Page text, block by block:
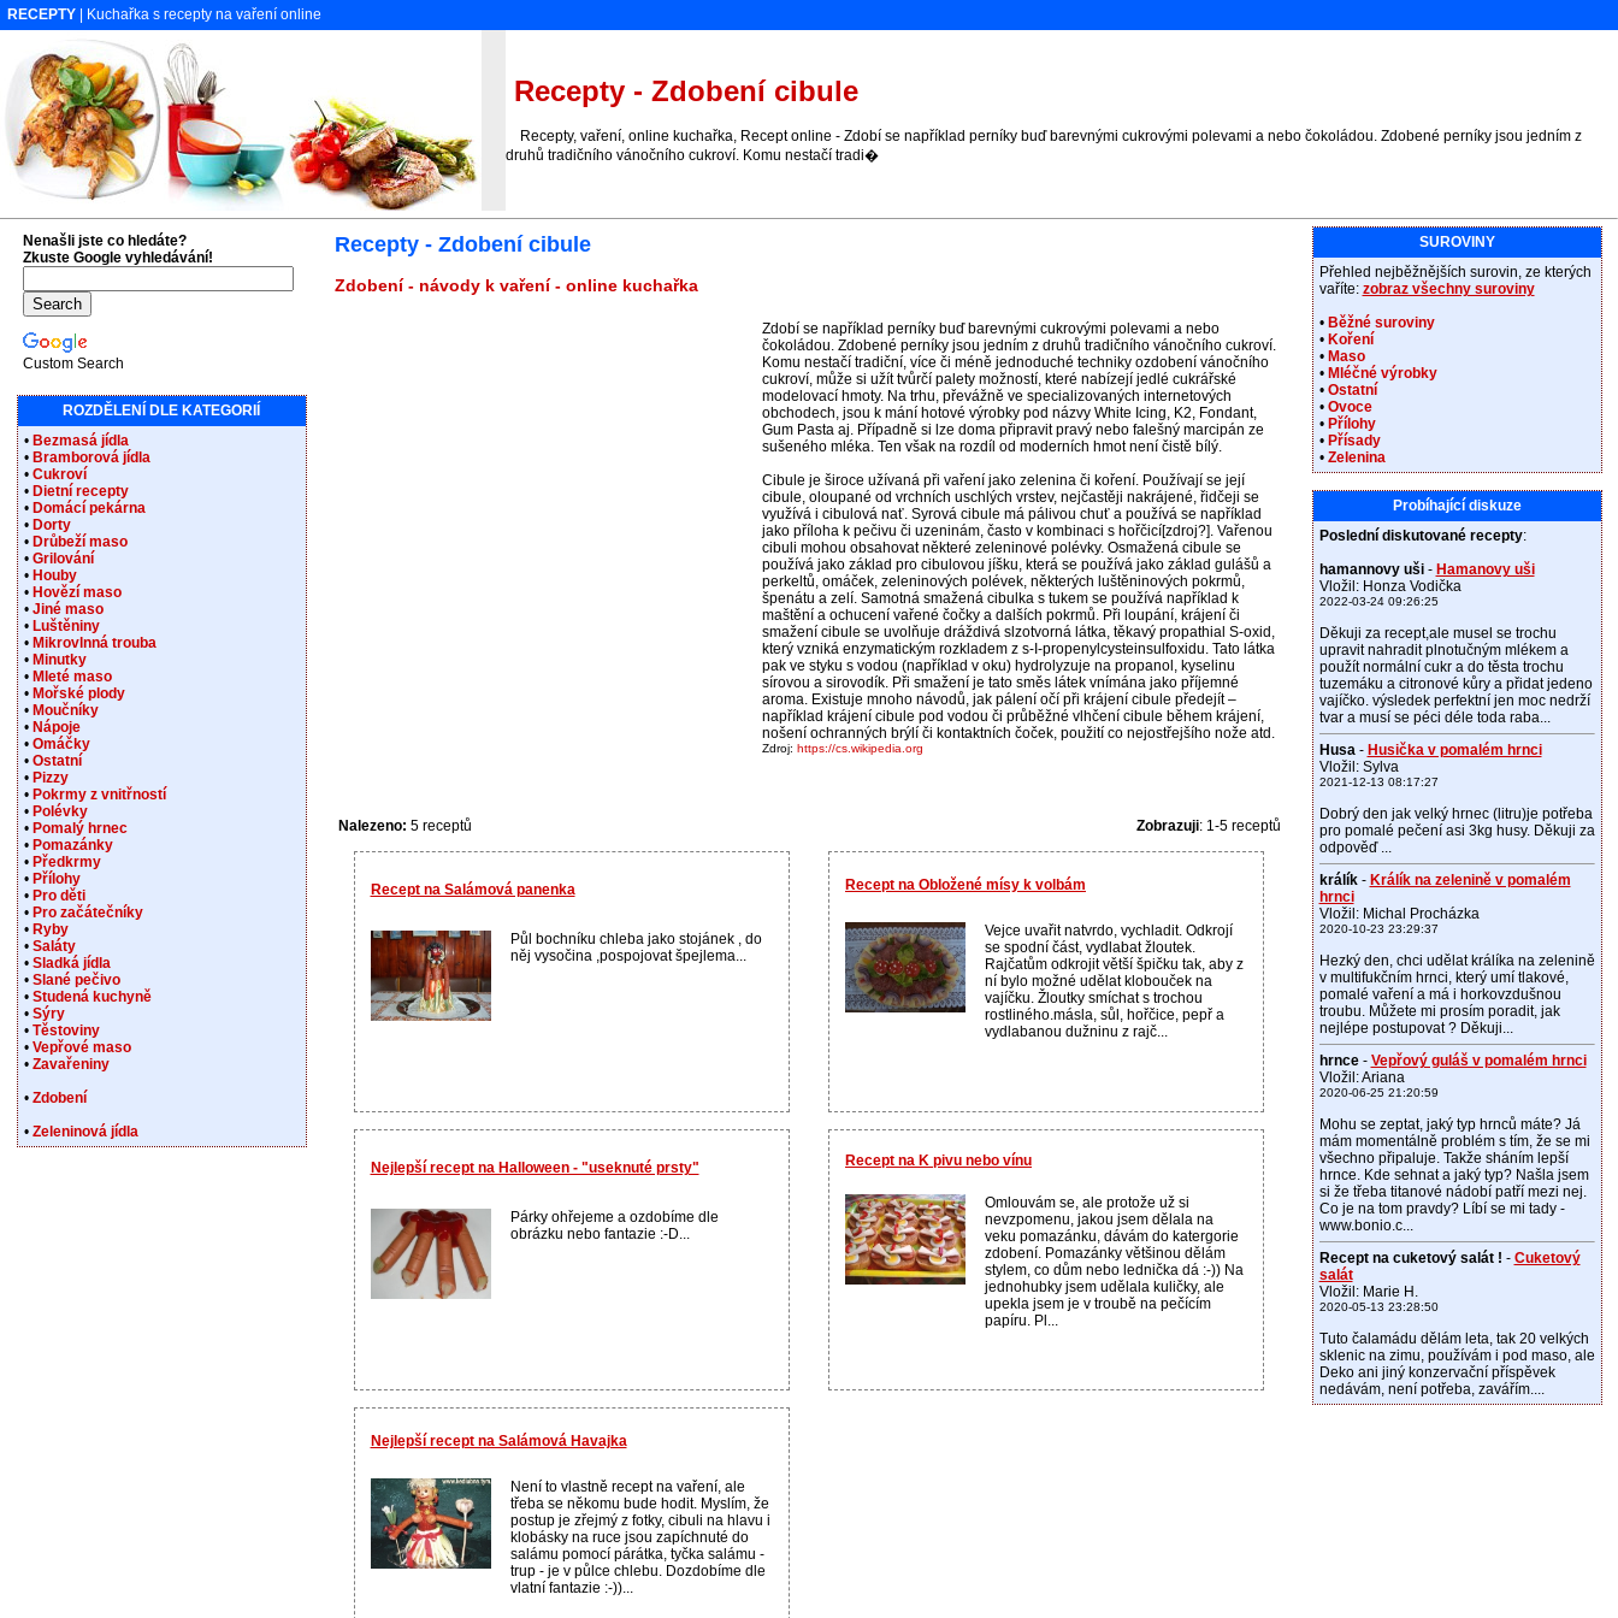
RECEPTY | Kuchařka s recepty na vaření online
Recepty - Zdobení cibule
Recepty, vaření, online kuchařka, Recept online - Zdobí se například perníky buď barevnými cukrovými polevami a nebo čokoládou. Zdobené perníky jsou jedním z
druhů tradičního vánočního cukroví. Komu nestačí tradi�
Recepty - Zdobení cibule
Zdobení - návody k vaření - online kuchařka
Zdobí se například perníky buď barevnými cukrovými polevami a nebo
čokoládou. Zdobené perníky jsou jedním z druhů tradičního vánočního cukroví.
Komu nestačí tradiční, více či méně jednoduché techniky ozdobení vánočního
cukroví, může si užít tvůrčí palety možností, které nabízejí jedlé cukrářské
modelovací hmoty. Na trhu, převážně ve specializovaných internetových
obchodech, jsou k mání hotové výrobky pod názvy White Icing, K2, Fondant,
Gum Pasta aj. Případně si lze doma připravit pravý nebo falešný marcipán ze
sušeného mléka. Ten však na rozdíl od moderních hmot není čistě bílý.
Cibule je široce užívaná při vaření jako zelenina či koření. Používají se její
cibule, oloupané od vrchních uschlých vrstev, nejčastěji nakrájené, řidčeji se
využívá i cibulová nať. Syrová cibule má pálivou chuť a používá se například
jako příloha k pečivu či uzeninám, často v kombinaci s hořčicí[zdroj?]. Vařenou
cibuli mohou obsahovat některé zeleninové polévky. Osmažená cibule se
používá jako základ pro cibulovou jíšku, která se používá jako základ gulášů a
perkeltů, omáček, zeleninových polévek, některých luštěninových pokrmů,
špenátu a zelí. Samotná smažená cibulka s tukem se používá například k
maštění a ochucení vařené čočky a dalších pokrmů. Při loupání, krájení či
smažení cibule se uvolňuje dráždivá slzotvorná látka, těkavý propathial S-oxid,
který vzniká enzymatickým rozkladem z s-I-propenylcysteinsulfoxidu. Tato látka
pak ve styku s vodou (například v oku) hydrolyzuje na propanol, kyselinu
sírovou a sirovodík. Při smažení je tato směs látek vnímána jako příjemné
aroma. Existuje mnoho návodů, jak pálení očí při krájení cibule předejít –
například krájení cibule pod vodou či průběžné vlhčení cibule během krájení,
nošení ochranných brýlí či kontaktních čoček, použití co nejostřejšího nože atd.
Zdroj: https://cs.wikipedia.org
Nalezeno: 5 receptů Zobrazuji: 1-5 receptů
Recept na Salámová panenka
Půl bochníku chleba jako stojánek , do
něj vysočina ,pospojovat špejlema...
Recept na Obložené mísy k volbám
Vejce uvařit natvrdo, vychladit. Odkrojí
se spodní část, vydlabat žloutek.
Rajčatům odkrojit větší špičku tak, aby z
ní bylo možné udělat klobouček na
vajíčku. Žloutky smíchat s trochou
rostliného.másla, sůl, hořčice, pepř a
vydlabanou dužninu z rajč...
Nejlepší recept na Halloween - "useknuté prsty"
Párky ohřejeme a ozdobíme dle
obrázku nebo fantazie :-D...
Recept na K pivu nebo vínu
Omlouvám se, ale protože už si
nevzpomenu, jakou jsem dělala na
veku pomazánku, dávám do katergorie
zdobení. Pomazánky většinou dělám
stylem, co dům nebo lednička dá :-)) Na
jednohubky jsem udělala kuličky, ale
upekla jsem je v troubě na pečícím
papíru. Pl...
Nejlepší recept na Salámová Havajka
Není to vlastně recept na vaření, ale
třeba se někomu bude hodit. Myslím, že
postup je zřejmý z fotky, cibuli na hlavu i
klobásky na ruce jsou zapíchnuté do
salámu pomocí párátka, tyčka salámu -
trup - je v půlce chlebu. Dozdobíme dle
vlatní fantazie :-))...
Nenašli jste co hledáte?
Zkuste Google vyhledávání!
Custom Search
ROZDĚLENÍ DLE KATEGORIÍ
• Bezmasá jídla
• Bramborová jídla
• Cukroví
• Dietní recepty
• Domácí pekárna
• Dorty
• Drůbeží maso
• Grilování
• Houby
• Hovězí maso
• Jiné maso
• Luštěniny
• Mikrovlnná trouba
• Minutky
• Mleté maso
• Mořské plody
• Moučníky
• Nápoje
• Omáčky
• Ostatní
• Pizzy
• Pokrmy z vnitřností
• Polévky
• Pomalý hrnec
• Pomazánky
• Předkrmy
• Přílohy
• Pro děti
• Pro začátečníky
• Ryby
• Saláty
• Sladká jídla
• Slané pečivo
• Studená kuchyně
• Sýry
• Těstoviny
• Vepřové maso
• Zavařeniny
• Zdobení
• Zeleninová jídla
SUROVINY
Přehled nejběžnějších surovin, ze kterých
vaříte: zobraz všechny suroviny
• Běžné suroviny
• Koření
• Maso
• Mléčné výrobky
• Ostatní
• Ovoce
• Přílohy
• Přísady
• Zelenina
Probíhající diskuze
Poslední diskutované recepty:
hamannovy uši- Hamanovy uši
Vložil: Honza Vodička
2022-03-24 09:26:25
Děkuji za recept,ale musel se trochu
upravit nahradit plnotučným mlékem a
použít normální cukr a do těsta trochu
tuzemáku a citronové kůry a přidat jedeno
vajíčko. výsledek perfektní jen moc nedrží
tvar a musí se péci déle toda raba...
Husa- Husička v pomalém hrnci
Vložil: Sylva
2021-12-13 08:17:27
Dobrý den jak velký hrnec (litru)je potřeba
pro pomalé pečení asi 3kg husy. Děkuji za
odpověď ...
králík- Králík na zelenině v pomalém
hrnci
Vložil: Michal Procházka
2020-10-23 23:29:37
Hezký den, chci udělat králíka na zelenině
v multifukčním hrnci, který umí tlakové,
pomalé vaření a má i horkovzdušnou
troubu. Můžete mi prosím poradit, jak
nejlépe postupovat ? Děkuji...
hrnce- Vepřový guláš v pomalém hrnci
Vložil: Ariana
2020-06-25 21:20:59
Mohu se zeptat, jaký typ hrnců máte? Já
mám momentálně problém s tím, že se mi
všechno připaluje. Takže sháním lepší
hrnce. Kde sehnat a jaký typ? Našla jsem
si že třeba titanové nádobí patří mezi nej.
Co je na tom pravdy? Líbí se mi tady -
www.bonio.c...
Recept na cuketový salát ! - Cuketový
salát
Vložil: Marie H.
2020-05-13 23:28:50
Tuto čalamádu dělám leta, tak 20 velkých
sklenic na zimu, používám i pod maso, ale
Deko ani jiný konzervační příspěvek
nedávám, není potřeba, zavářím....